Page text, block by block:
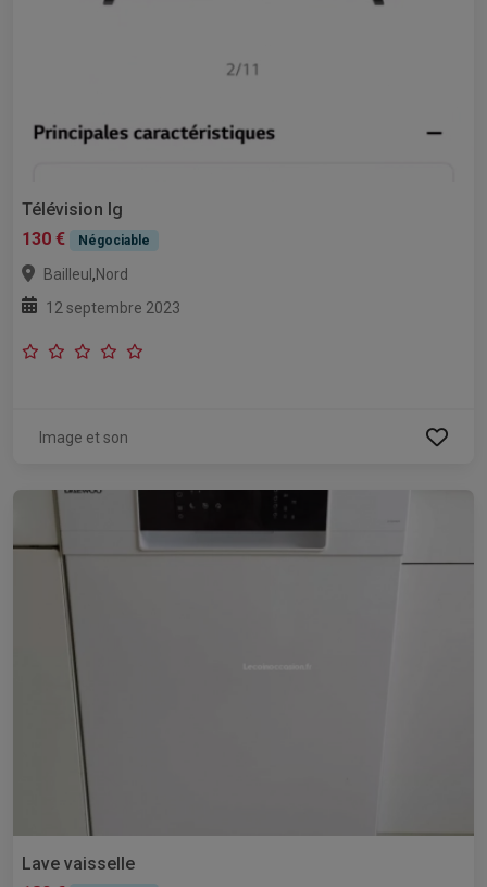
Télévision lg
130 €
Négociable
Bailleul ,Nord
12 septembre 2023
Image et son
Lave vaisselle